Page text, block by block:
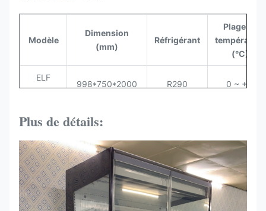
Modèle
Dimension
(mm)
Réfrigérant
Plage de
température
(°C)
ELF
94GR
998*750*2000 R290 0 ~ + 4
125GR
1310*750*2000
Les
produits
de
l'annexe
I sont
1935*750*2000 R290 0 ~ + 4
Plus de détails: